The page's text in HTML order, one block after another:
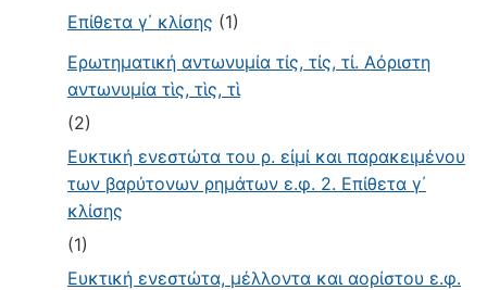
Επίθετα γ΄ κλίσης (1)
Ερωτηματική αντωνυμία τίς, τίς, τί. Αόριστη
αντωνυμία τὶς, τὶς, τὶ
(2)
Ευκτική ενεστώτα του ρ. εἰμί και παρακειμένου
των βαρύτονων ρημάτων ε.φ. 2. Επίθετα γ΄
κλίσης
(1)
Ευκτική ενεστώτα, μέλλοντα και αορίστου ε.φ.